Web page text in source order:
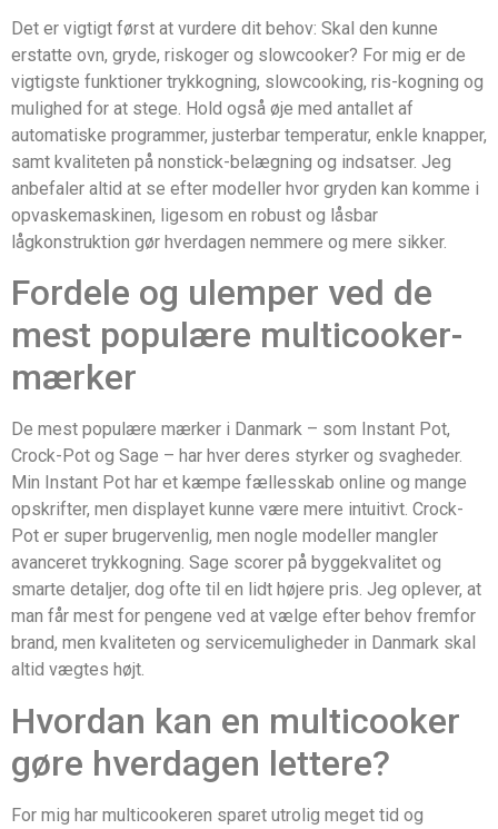
Det er vigtigt først at vurdere dit behov: Skal den kunne
erstatte ovn, gryde, riskoger og slowcooker? For mig er de
vigtigste funktioner trykkogning, slowcooking, ris-kogning og
mulighed for at stege. Hold også øje med antallet af
automatiske programmer, justerbar temperatur, enkle knapper,
samt kvaliteten på nonstick-belægning og indsatser. Jeg
anbefaler altid at se efter modeller hvor gryden kan komme i
opvaskemaskinen, ligesom en robust og låsbar
lågkonstruktion gør hverdagen nemmere og mere sikker.
Fordele og ulemper ved de
mest populære multicooker-
mærker
De mest populære mærker i Danmark – som Instant Pot,
Crock-Pot og Sage – har hver deres styrker og svagheder.
Min Instant Pot har et kæmpe fællesskab online og mange
opskrifter, men displayet kunne være mere intuitivt. Crock-
Pot er super brugervenlig, men nogle modeller mangler
avanceret trykkogning. Sage scorer på byggekvalitet og
smarte detaljer, dog ofte til en lidt højere pris. Jeg oplever, at
man får mest for pengene ved at vælge efter behov fremfor
brand, men kvaliteten og servicemuligheder in Danmark skal
altid vægtes højt.
Hvordan kan en multicooker
gøre hverdagen lettere?
For mig har multicookeren sparet utrolig meget tid og